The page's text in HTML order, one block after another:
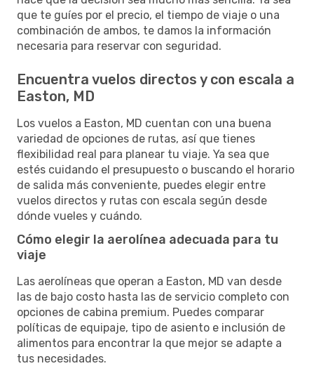
que te guíes por el precio, el tiempo de viaje o una
combinación de ambos, te damos la información
necesaria para reservar con seguridad.
Encuentra vuelos directos y con escala a
Easton, MD
Los vuelos a Easton, MD cuentan con una buena
variedad de opciones de rutas, así que tienes
flexibilidad real para planear tu viaje. Ya sea que
estés cuidando el presupuesto o buscando el horario
de salida más conveniente, puedes elegir entre
vuelos directos y rutas con escala según desde
dónde vueles y cuándo.
Cómo elegir la aerolínea adecuada para tu
viaje
Las aerolíneas que operan a Easton, MD van desde
las de bajo costo hasta las de servicio completo con
opciones de cabina premium. Puedes comparar
políticas de equipaje, tipo de asiento e inclusión de
alimentos para encontrar la que mejor se adapte a
tus necesidades.